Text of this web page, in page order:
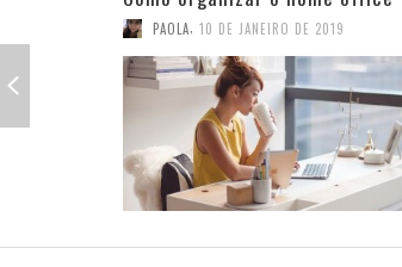
coloridas
PAOLA, 3 DE JANEIRO DE 2019